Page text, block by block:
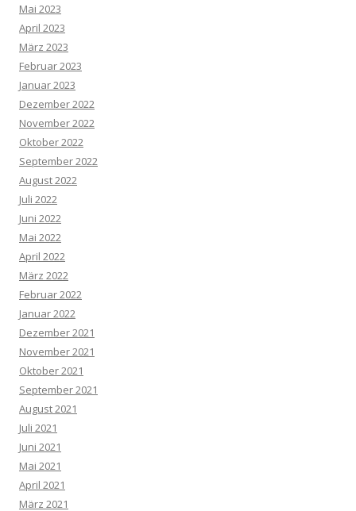
Mai 2023
April 2023
März 2023
Februar 2023
Januar 2023
Dezember 2022
November 2022
Oktober 2022
September 2022
August 2022
Juli 2022
Juni 2022
Mai 2022
April 2022
März 2022
Februar 2022
Januar 2022
Dezember 2021
November 2021
Oktober 2021
September 2021
August 2021
Juli 2021
Juni 2021
Mai 2021
April 2021
März 2021